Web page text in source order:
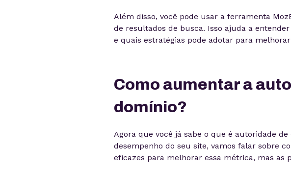
Além disso, você pode usar a ferramenta
de resultados de busca. Isso ajuda a
e quais estratégias pode adotar para
Como aumentar a
domínio?
Agora que você já sabe o que é autoridade
desempenho do seu site, vamos falar sobre
eficazes para melhorar essa métrica, mas as